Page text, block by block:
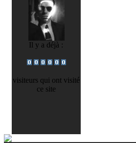
Il y a déjà :
visiteurs qui ont visité
ce site